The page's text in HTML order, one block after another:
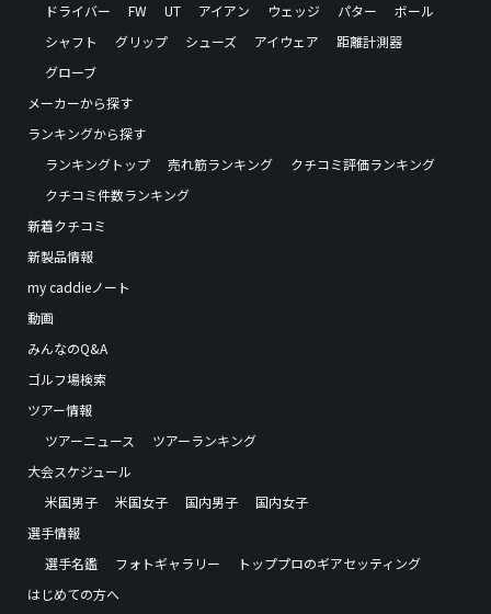
ドライバー
FW UT アイアン ウェッジ パター
ボール
シャフト
グリップ シューズ アイウェア
距離計測器
グローブ
メーカーから探す
ランキングから探す
ランキングトップ
売れ筋ランキング
クチコミ評価ランキング
クチコミ件数ランキング
新着クチコミ
新製品情報
my caddieノート
動画
みんなのQ&A
ゴルフ場検索
ツアー情報
ツアーニュース
ツアーランキング
大会スケジュール
米国男子
米国女子 国内男子
国内女子
選手情報
選手名鑑
フォトギャラリー
トッププロのギアセッティング
はじめての方へ